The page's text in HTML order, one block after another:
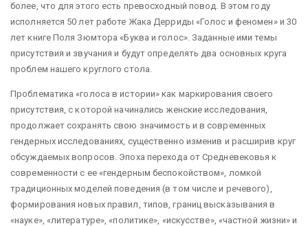
более, что для этого есть превосходный повод. В этом году
исполняется 50 лет работе Жака Дерриды «Голос и феномен» и 30
лет книге Поля Зюмтора «Буква и голос». Заданные ими темы
присутствия и звучания и будут определять два основных круга
проблем нашего круглого стола.
Проблематика «голоса в истории» как маркирования своего
присутствия, с которой начинались женские исследования,
продолжает сохранять свою значимость и в современных
гендерных исследованиях, существенно изменив и расширив круг
обсуждаемых вопросов. Эпоха перехода от Средневековья к
современности с ее «гендерным беспокойством», ломкой
традиционных моделей поведения (в том числе и речевого),
формирования новых правил, типов, границ высказывания в
«науке», «литературе», «политике», «искусстве», «частной жизни» и